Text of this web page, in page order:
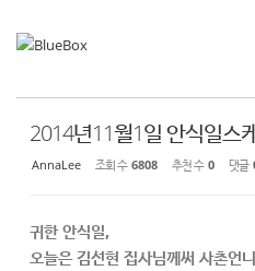
2014년11월1일 안식일스
AnnaLee 조회 수 6808 추천 수 0 댓글
귀한 안식일,
오늘은 김선현 집사님께써 사촌언
스케치
스케